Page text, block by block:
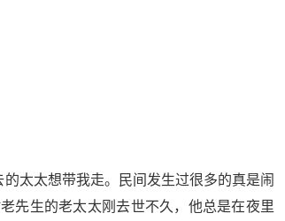
太太想带我走。民间发生过很多的真是闹
先生的老太太刚去世不久，他总是在夜里